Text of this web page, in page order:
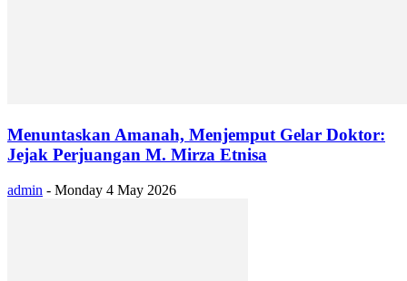
Menuntaskan Amanah, Menjemput Gelar Doktor:
Jejak Perjuangan M. Mirza Etnisa
admin - Monday 4 May 2026